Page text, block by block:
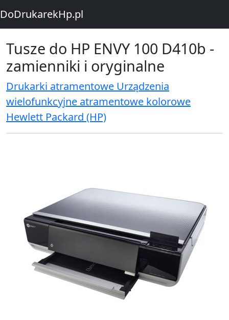
DoDrukarekHp.pl
Tusze do HP ENVY 100 D410b -
zamienniki i oryginalne
Drukarki atramentowe Urządzenia
wielofunkcyjne atramentowe kolorowe
Hewlett Packard (HP)